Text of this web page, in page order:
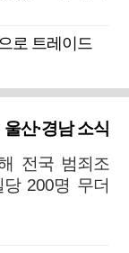
로 트레이드
울산·경남 소식
전국 범죄조
200명 무더